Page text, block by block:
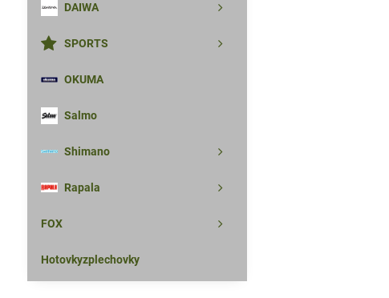
DAIWA
SPORTS
OKUMA
Salmo
Shimano
Rapala
FOX
Hotovkyzplechovky